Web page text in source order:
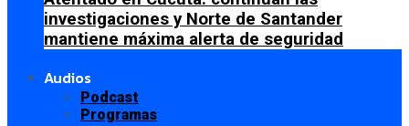
investigaciones y Norte de Santander
mantiene máxima alerta de seguridad
Audios
Podcast
Programas